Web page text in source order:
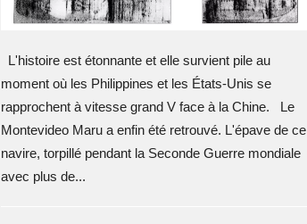
L'histoire est étonnante et elle survient pile au
moment où les Philippines et les États-Unis se
rapprochent à vitesse grand V face à la Chine. Le
Montevideo Maru a enfin été retrouvé. L'épave de ce
navire, torpillé pendant la Seconde Guerre mondiale
avec plus de...